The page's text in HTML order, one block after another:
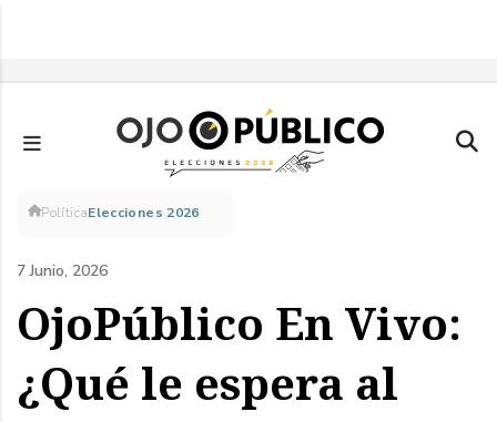
principal
Sobrescribir
enlaces
de
ayuda
a
PolíticaElecciones 2026
7 Junio, 2026
OjoPúblico En Vivo:
¿Qué le espera al